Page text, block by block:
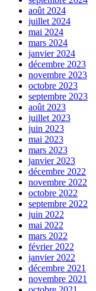
août 2024
juillet 2024
mai 2024
mars 2024
janvier 2024
décembre 2023
novembre 2023
octobre 2023
septembre 2023
août 2023
juillet 2023
juin 2023
mai 2023
mars 2023
janvier 2023
décembre 2022
novembre 2022
octobre 2022
septembre 2022
juin 2022
mai 2022
mars 2022
février 2022
janvier 2022
décembre 2021
novembre 2021